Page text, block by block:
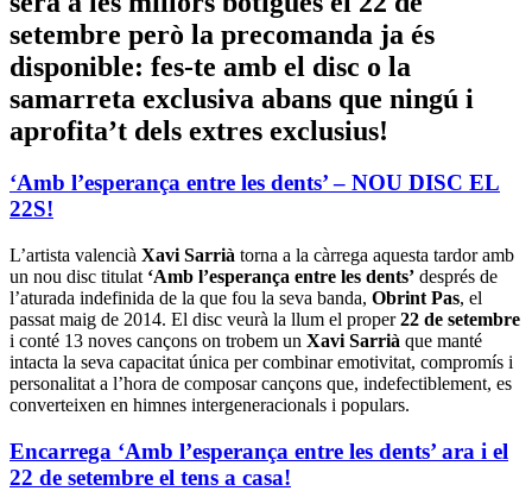
setembre però la precomanda ja és
disponible: fes-te amb el disc o la
samarreta exclusiva abans que ningú i
aprofita’t dels extres exclusius!
‘Amb l’esperança entre les dents’ – NOU DISC EL
22S!
L’artista valencià Xavi Sarrià torna a la càrrega aquesta tardor amb
un nou disc titulat ‘Amb l’esperança entre les dents’ després de
l’aturada indefinida de la que fou la seva banda, Obrint Pas, el
passat maig de 2014. El disc veurà la llum el proper22 de setembre
i conté 13 noves cançons on trobem un Xavi Sarrià que manté
intacta la seva capacitat única per combinar emotivitat, compromís i
personalitat a l’hora de composar cançons que, indefectiblement, es
converteixen en himnes intergeneracionals i populars.
Encarrega ‘Amb l’esperança entre les dents’ ara i el
22 de setembre el tens a casa!